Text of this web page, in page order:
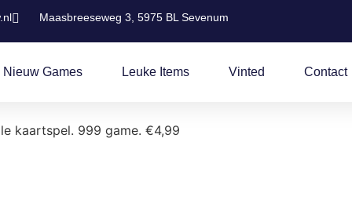
Maasbreeseweg 3, 5975 BL Sevenum
Nieuw Games Leuke Items Vinted Contact
kaartspel. 999 game. €4,99